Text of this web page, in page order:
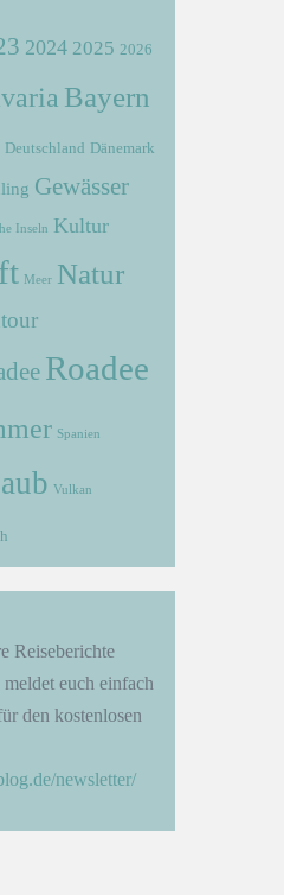
2024 2025 2026
Bayern
Deutschland Dänemark
Gewässer
Inseln Kultur
Meer Natur
Roadee
Spanien
Vulkan
Reiseberichte
euch einfach
den kostenlosen
newsletter/